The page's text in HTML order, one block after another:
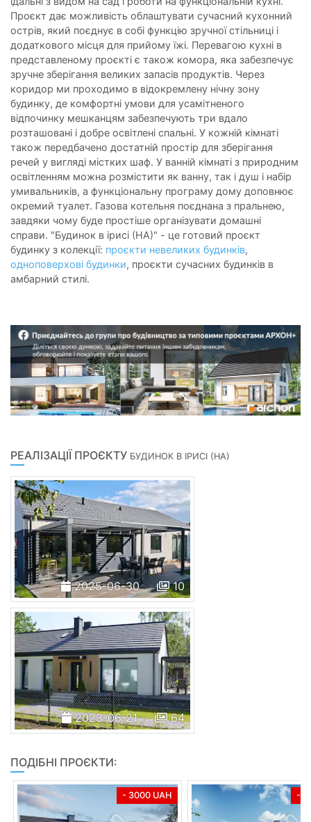
Проєкт дає можливість облаштувати сучасний кухонний
острів, який поєднує в собі функцію зручної стільниці і
додаткового місця для прийому їжі. Перевагою кухні в
представленому проєкті є також комора, яка забезпечує
зручне зберігання великих запасів продуктів. Через
коридор ми проходимо в відокремлену нічну зону
будинку, де комфортні умови для усамітненого
відпочинку мешканцям забезпечують три вдало
розташовані і добре освітлені спальні. У кожній кімнаті
також передбачено достатній простір для зберігання
речей у вигляді містких шаф. У ванній кімнаті з природним
освітленням можна розмістити як ванну, так і душ і набір
умивальників, а функціональну програму дому доповнює
окремий туалет. Газова котельня поєднана з пральнею,
завдяки чому буде простіше організувати домашні
справи. "Будинок в ірисі (НА)" - це готовий проєкт
будинку з колекції: проєкти невеликих будинків,
одноповерхові будинки, проєкти сучасних будинків в
амбарний стилі.
РЕАЛІЗАЦІЇ ПРОЄКТУ БУДИНОК В ІРИСІ (НА)
2025-06-30 10
2023-06-21 64
ПОДІБНІ ПРОЄКТИ:
- 3000 UAH -